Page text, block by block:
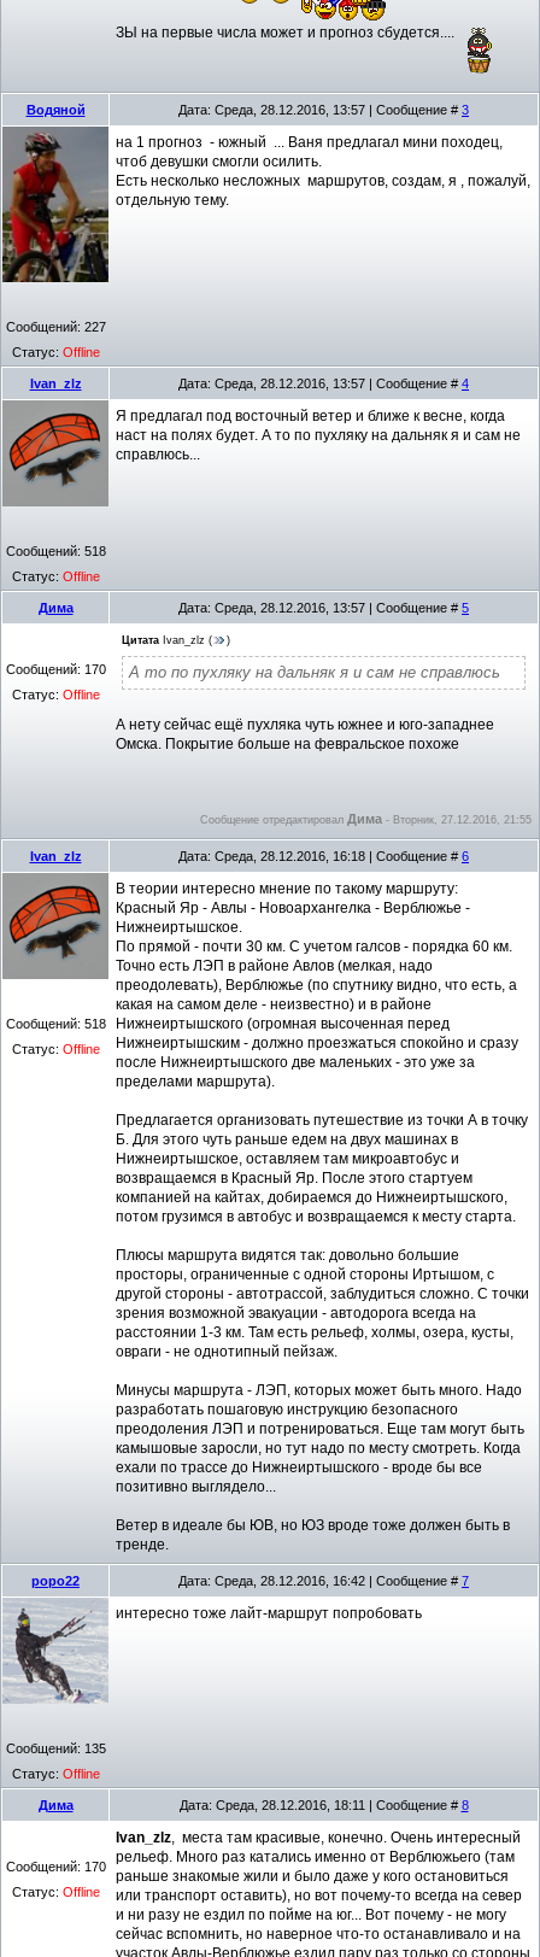
ЗЫ на первые числа может и прогноз сбудется....
Водяной Дата: Среда, 28.12.2016, 13:57 | Сообщение # 3
Сообщений: 227
Статус: Offline
на 1 прогноз - южный ... Ваня предлагал мини походец,
чтоб девушки смогли осилить.
Есть несколько несложных маршрутов, создам, я , пожалуй,
отдельную тему.
Ivan_zlz Дата: Среда, 28.12.2016, 13:57 | Сообщение # 4
Сообщений: 518
Статус: Offline
Я предлагал под восточный ветер и ближе к весне, когда
наст на полях будет. А то по пухляку на дальняк я и сам не
справлюсь...
Дима Дата: Среда, 28.12.2016, 13:57 | Сообщение # 5
Сообщений: 170
Статус: Offline
Цитата Ivan_zlz ( )
А то по пухляку на дальняк я и сам не справлюсь
А нету сейчас ещё пухляка чуть южнее и юго-западнее
Омска. Покрытие больше на февральское похоже
Сообщение отредактировал Дима - Вторник, 27.12.2016, 21:55
Ivan_zlz Дата: Среда, 28.12.2016, 16:18 | Сообщение # 6
Сообщений: 518
Статус: Offline
В теории интересно мнение по такому маршруту:
Красный Яр - Авлы - Новоархангелка - Верблюжье -
Нижнеиртышское.
По прямой - почти 30 км. С учетом галсов - порядка 60 км.
Точно есть ЛЭП в районе Авлов (мелкая, надо
преодолевать), Верблюжье (по спутнику видно, что есть, а
какая на самом деле - неизвестно) и в районе
Нижнеиртышского (огромная высоченная перед
Нижнеиртышским - должно проезжаться спокойно и сразу
после Нижнеиртышского две маленьких - это уже за
пределами маршрута).
Предлагается организовать путешествие из точки А в точку
Б. Для этого чуть раньше едем на двух машинах в
Нижнеиртышское, оставляем там микроавтобус и
возвращаемся в Красный Яр. После этого стартуем
компанией на кайтах, добираемся до Нижнеиртышского,
потом грузимся в автобус и возвращаемся к месту старта.
Плюсы маршрута видятся так: довольно большие
просторы, ограниченные с одной стороны Иртышом, с
другой стороны - автотрассой, заблудиться сложно. С точки
зрения возможной эвакуации - автодорога всегда на
расстоянии 1-3 км. Там есть рельеф, холмы, озера, кусты,
овраги - не однотипный пейзаж.
Минусы маршрута - ЛЭП, которых может быть много. Надо
разработать пошаговую инструкцию безопасного
преодоления ЛЭП и потренироваться. Еще там могут быть
камышовые заросли, но тут надо по месту смотреть. Когда
ехали по трассе до Нижнеиртышского - вроде бы все
позитивно выглядело...
Ветер в идеале бы ЮВ, но ЮЗ вроде тоже должен быть в
тренде.
popo22 Дата: Среда, 28.12.2016, 16:42 | Сообщение # 7
Сообщений: 135
Статус: Offline
интересно тоже лайт-маршрут попробовать
Дима Дата: Среда, 28.12.2016, 18:11 | Сообщение # 8
Сообщений: 170
Статус: Offline
Ivan_zlz , места там красивые, конечно. Очень интересный
рельеф. Много раз катались именно от Верблюжьего (там
раньше знакомые жили и было даже у кого остановиться
или транспорт оставить), но вот почему-то всегда на север
и ни разу не ездил по пойме на юг... Вот почему - не могу
сейчас вспомнить, но наверное что-то останавливало и на
участок Авлы-Верблюжье ездил пару раз только со стороны